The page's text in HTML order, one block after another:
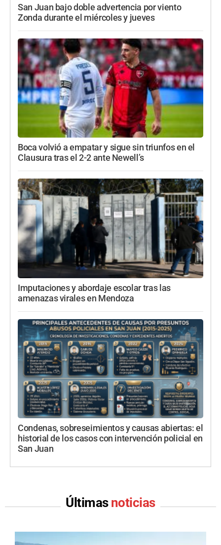
San Juan bajo doble advertencia por viento
Zonda durante el miércoles y jueves
Boca volvió a empatar y sigue sin triunfos en el
Clausura tras el 2-2 ante Newell’s
Imputaciones y abordaje escolar tras las
amenazas virales en Mendoza
Condenas, sobreseimientos y causas abiertas: el
historial de los casos con intervención policial en
San Juan
Últimas noticias